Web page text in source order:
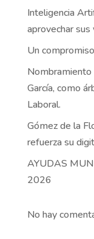
Inteligencia
aprovechar sus
Un
Nombramiento
García, como
Laboral.
Gómez de la
refuerza su
AYUDAS
2026
No hay